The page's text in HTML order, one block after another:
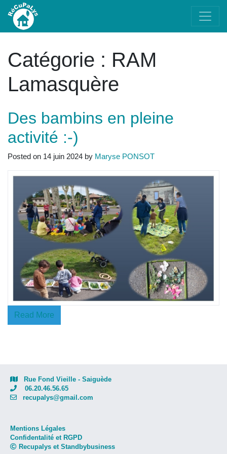
Catégorie : RAM
Lamasquère
Des bambins en pleine
activité :-)
Posted on 14 juin 2024 by Maryse PONSOT
Read More
Rue Fond Vieille - Saiguède
06.20.46.56.65
recupalys@gmail.com
Mentions Légales
Confidentalité et RGPD
Recupalys et Standbybusiness